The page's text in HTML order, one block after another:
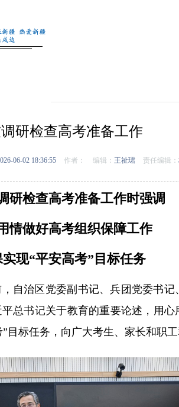
研检查高考准备工作
06-02 18:36:55 作者： 编辑： 王祉珺 责任编辑：
研检查高考准备工作时强调
情做好高考组织保障工作
现“平安高考”目标任务
，自治区党委副书记、兵团党委书
总书记关于教育的重要论述，用
标任务，向广大考生、家长和职工